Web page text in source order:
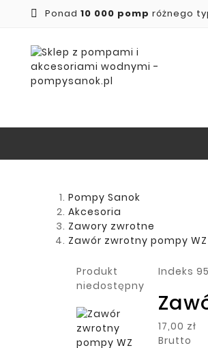
 Ponad 10 000 pomp różnego
Pompy Sanok
Akcesoria
Zawory zwrotne
Zawór zwrotny pompy WZ
Produkt
niedostępny
Indeks
17,00 zł
Brutto